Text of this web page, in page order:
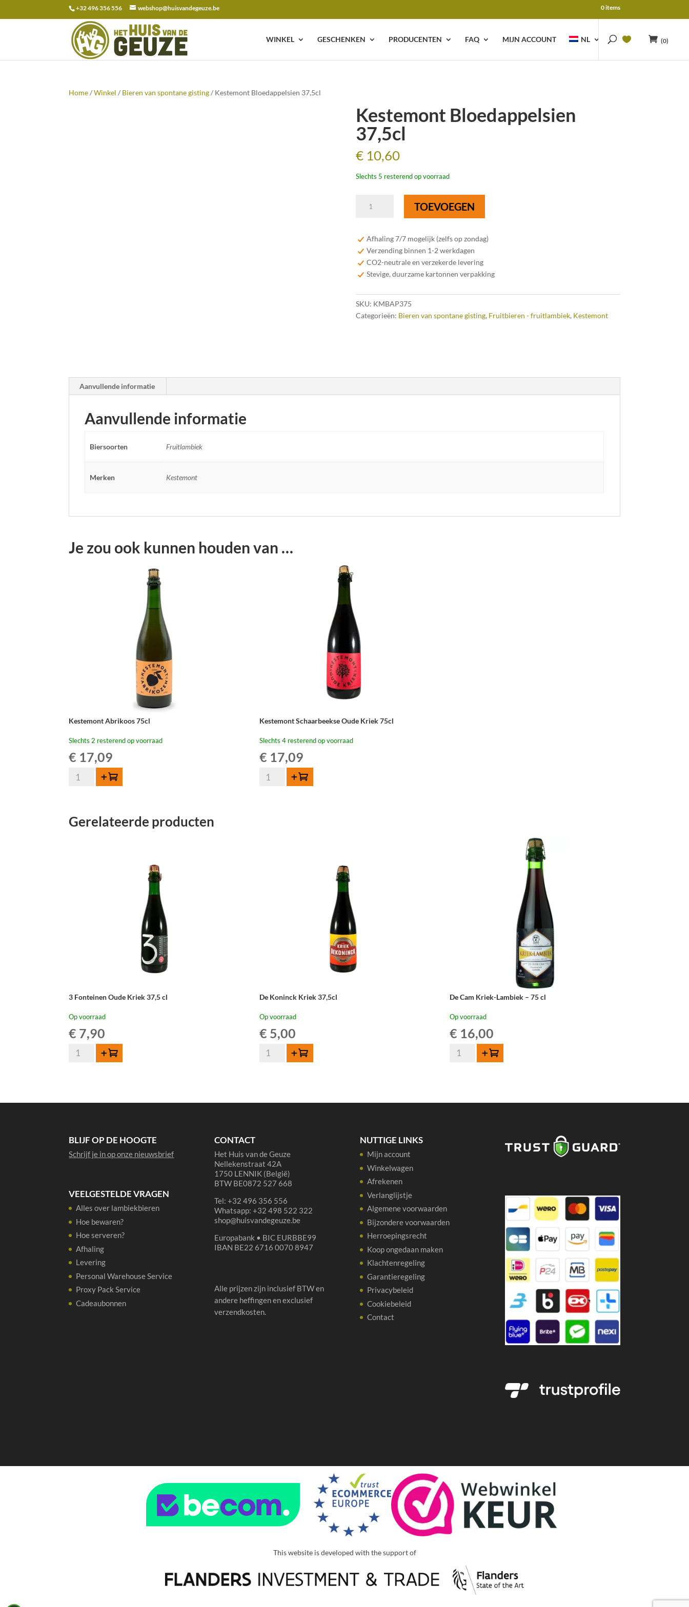
+32 496 356 556 webshop@huisvandegeuze.be 0 items
WINKEL GESCHENKEN PRODUCENTEN FAQ MIJN ACCOUNT NL (0)
Zoeken
naar:
Home/Winkel / Bieren van spontane gisting/ Kestemont Bloedappelsien 37,5cl
Kestemont Bloedappelsien
37,5cl
€10,60
Slechts 5 resterend op voorraad
Bloedappelsien
aantal
TOEVOEGEN
Afhaling 7/7 mogelijk (zelfs op zondag)
Verzending binnen 1-2 werkdagen
CO2-neutrale en verzekerde levering
Stevige, duurzame kartonnen verpakking
SKU: KMBAP375
Categorieën: Bieren van spontane gisting, Fruitbieren - fruitlambiek, Kestemont
Aanvullende informatie
Aanvullende informatie
Biersoorten Fruitlambiek
Merken Kestemont
Je zou ook kunnen houden van …
Kestemont Abrikoos 75cl
Slechts 2 resterend op voorraad
€ 17,09
Kestemont
Abrikoos
Toevoegen
Kestemont Schaarbeekse Oude Kriek 75cl
Slechts 4 resterend op voorraad
€ 17,09
Kestemont
Schaarbeekse
Toevoegen
Gerelateerde producten
3 Fonteinen Oude Kriek 37,5 cl
Op voorraad
€ 7,90
Fonteinen
Toevoegen
De Koninck Kriek 37,5cl
Op voorraad
€ 5,00
De
Toevoegen
De Cam Kriek-Lambiek – 75 cl
Op voorraad
€ 16,00
De
Toevoegen
BLIJF OP DE HOOGTE
Schrijf je in op onze nieuwsbrief
VEELGESTELDE VRAGEN
Alles over lambiekbieren
Hoe bewaren?
Hoe serveren?
Afhaling
Levering
Personal Warehouse Service
Proxy Pack Service
Cadeaubonnen
CONTACT
Het Huis van de Geuze
Nellekenstraat 42A
1750 LENNIK (België)
BTW BE0872 527 668
Tel: +32 496 356 556
Whatsapp: +32 498 522 322
shop@huisvandegeuze.be
Europabank • BIC EURBBE99
IBAN BE22 6716 0070 8947
Alle prijzen zijn inclusief BTW en
andere heffingen en exclusief
verzendkosten.
NUTTIGE LINKS
Mijn account
Winkelwagen
Afrekenen
Verlanglijstje
Algemene voorwaarden
Bijzondere voorwaarden
Herroepingsrecht
Koop ongedaan maken
Klachtenregeling
Garantieregeling
Privacybeleid
Cookiebeleid
Contact
This website is developed with the support of